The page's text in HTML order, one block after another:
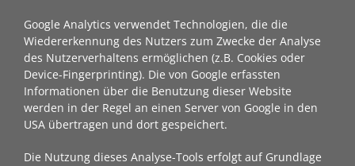
Google Analytics verwendet Technologien, die die
Wiedererkennung des Nutzers zum Zwecke der Analyse
des Nutzerverhaltens ermöglichen (z.B. Cookies oder
Device-Fingerprinting). Die von Google erfassten
Informationen über die Benutzung dieser Website
werden in der Regel an einen Server von Google in den
USA übertragen und dort gespeichert.
Die Nutzung dieses Analyse-Tools erfolgt auf Grundlage